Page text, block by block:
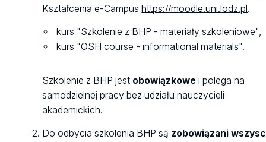
Kształcenia e-Campushttps://moodle.uni.lodz.pl.
kurs "Szkolenie z BHP - materiały szkoleniowe",
kurs "OSH course - informational materials".
Szkolenie z BHP jest obowiązkowe i polega na
samodzielnej pracy bez udziału nauczycieli
akademickich.
Do odbycia szkolenia BHP są zobowiązani